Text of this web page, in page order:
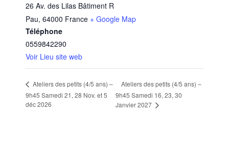
26 Av. des Lilas Bâtiment R
Pau, 64000 France + Google Map
Téléphone
0559842290
Voir Lieu site web
Ateliers des petits (4/5 ans) –
9h45 Samedi 21, 28 Nov. et 5
déc 2026
Ateliers des petits (4/5 ans) –
9h45 Samedi 16, 23, 30
Janvier 2027